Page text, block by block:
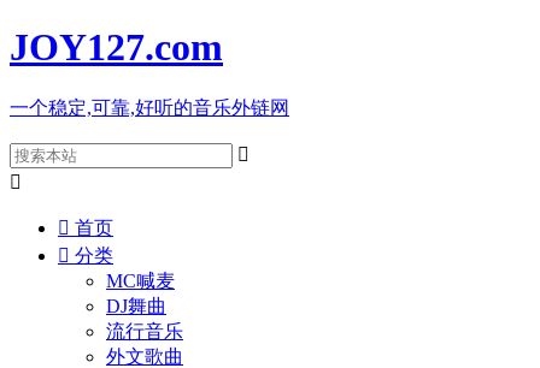
JOY127.com
一个稳定,可靠,好听的音乐外链网


 首页
 分类
MC喊麦
DJ舞曲
流行音乐
外文歌曲